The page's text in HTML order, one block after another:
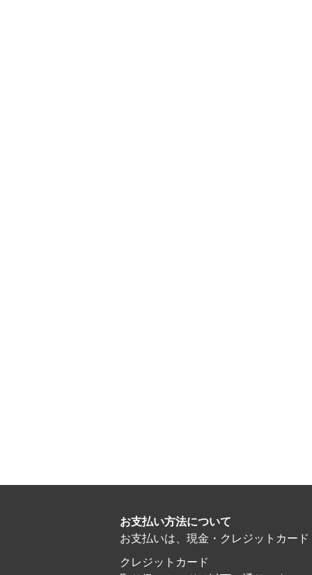
お支払い方法について
お支払いは、現金・クレジットカー
クレジットカード